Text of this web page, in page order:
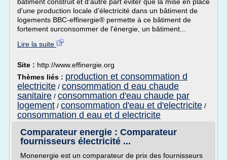
d'une production locale d'électricité dans un bâtiment de
logements BBC-effinergie® permette à ce bâtiment de
fortement surconsommer de l'énergie, un bâtiment...
Lire la suite
Site : http://www.effinergie.org
Thèmes liés : production et consommation d
electricite / consommation d eau chaude
sanitaire / consommation d'eau chaude par
logement / consommation d'eau et d'electricite /
consommation d eau et d electricite
Comparateur energie : Comparateur
fournisseurs électricité ...
Monenergie est un comparateur de prix des fournisseurs